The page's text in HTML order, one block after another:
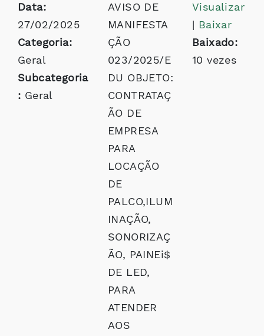
Data:
27/02/2025
Categoria:
Geral
Subcategoria
: Geral
AVISO DE
MANIFESTA
ÇÃO
023/2025/E
DU OBJETO:
CONTRATAÇ
ÃO DE
EMPRESA
PARA
LOCAÇÃO
DE
PALCO,ILUM
INAÇÃO,
SONORIZAÇ
ÃO, PAINEi$
DE LED,
PARA
ATENDER
AOS
Visualizar
| Baixar
Baixado:
10 vezes